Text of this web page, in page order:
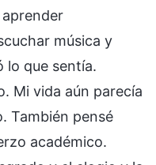
música y
lo que sentía.
Mi vida aún parecía
También pensé
académico.